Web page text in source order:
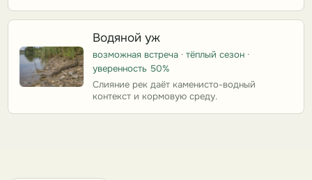
Водяной уж
возможная встреча · тёплый сезон ·
уверенность 50%
Слияние рек даёт каменисто-водный
контекст и кормовую среду.